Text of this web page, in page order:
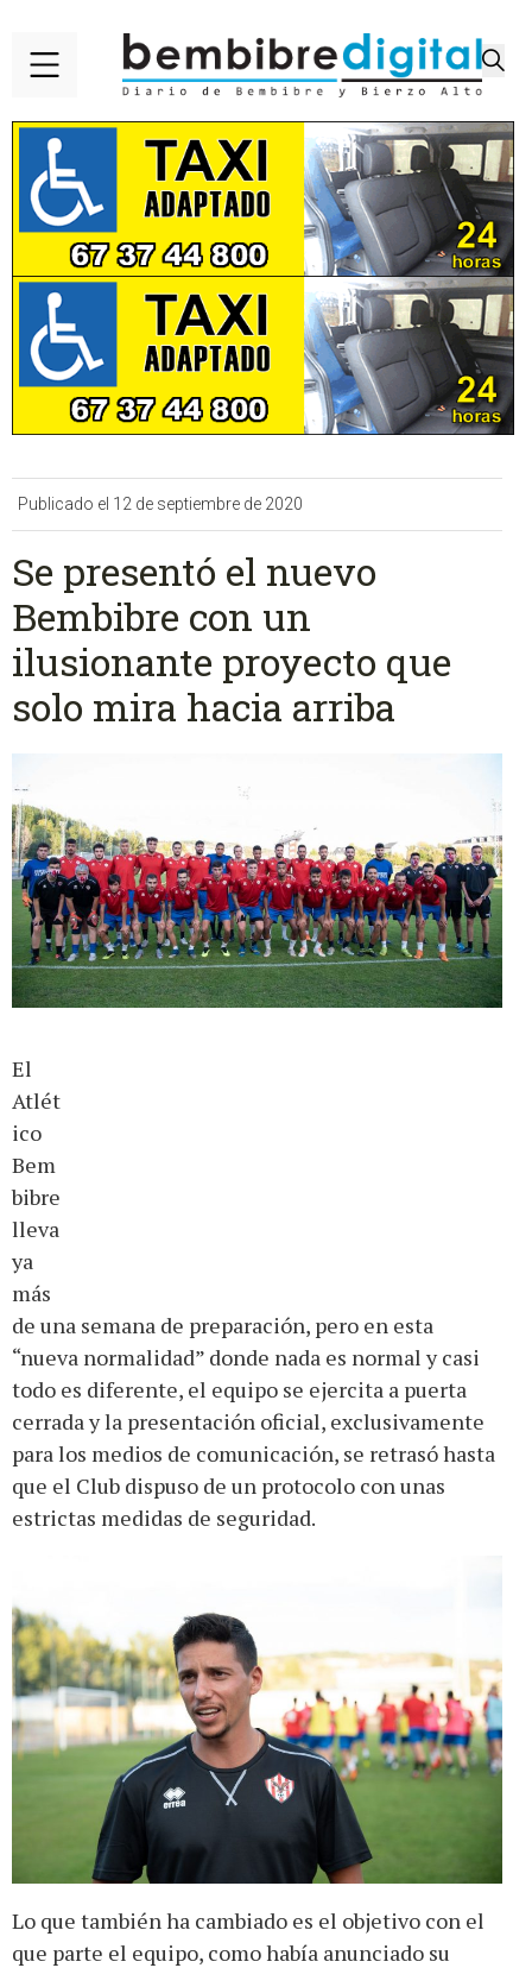
Publicado el 12 de septiembre de 2020
Se presentó el nuevo
Bembibre con un
ilusionante proyecto que
solo mira hacia arriba
El
Atlét
ico
Bem
bibre
lleva
ya
más
de una semana de preparación, pero en esta
“nueva normalidad” donde nada es normal y casi
todo es diferente, el equipo se ejercita a puerta
cerrada y la presentación oficial, exclusivamente
para los medios de comunicación, se retrasó hasta
que el Club dispuso de un protocolo con unas
estrictas medidas de seguridad.
Lo que también ha cambiado es el objetivo con el
que parte el equipo, como había anunciado su